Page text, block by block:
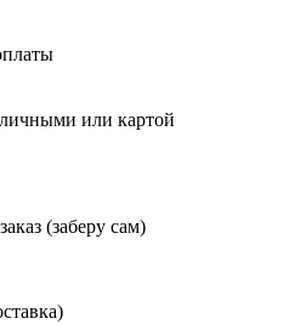
или картой
(заберу сам)